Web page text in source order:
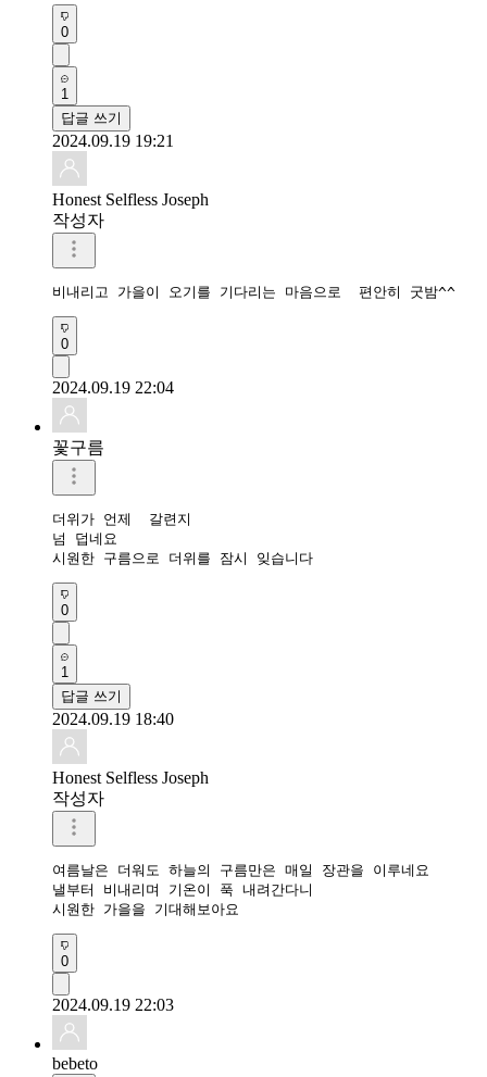
0
1
답글 쓰기
2024.09.19 19:21
Honest Selfless Joseph
작성자
비내리고 가을이 오기를 기다리는 마음으로  편안히 굿밤^^
0
2024.09.19 22:04
꽃구름
더위가 언제  갈련지
넘 덥네요
시원한 구름으로 더위를 잠시 잊습니다
0
1
답글 쓰기
2024.09.19 18:40
Honest Selfless Joseph
작성자
여름날은 더워도 하늘의 구름만은 매일 장관을 이루네요
낼부터 비내리며 기온이 푹 내려간다니
시원한 가을을 기대해보아요
0
2024.09.19 22:03
bebeto